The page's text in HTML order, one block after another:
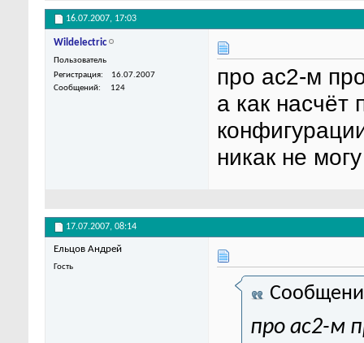
16.07.2007, 17:03
Wildelectric
Пользователь
Регистрация
16.07.2007
Сообщений
124
про ас2-м
а как насчёт
никак не
17.07.2007, 08:14
Ельцов Андрей
Гость
про ас2-м